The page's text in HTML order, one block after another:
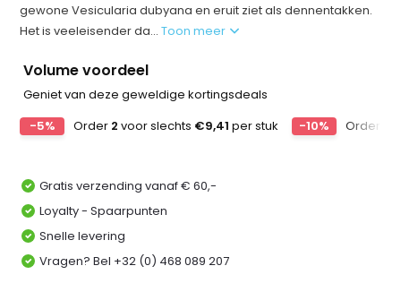
gewone Vesicularia dubyana en eruit ziet als dennentakken.
Het is veeleisender da...Toon meer
Volume voordeel
Geniet van deze geweldige kortingsdeals
-5%
Order 2 voor slechts €9,41 per stuk -10% Order
Gratis verzending vanaf € 60,-
Loyalty - Spaarpunten
Snelle levering
Vragen? Bel +32 (0) 468 089 207